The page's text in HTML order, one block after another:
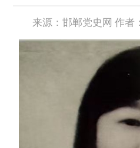
来源：邯郸党史网 作者